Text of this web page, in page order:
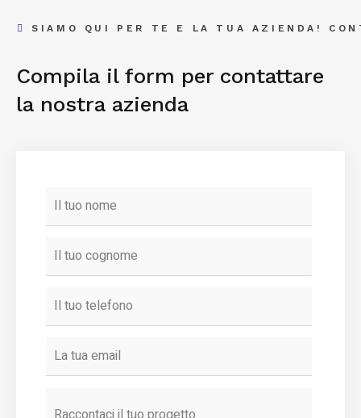
SIAMO QUI PER TE E LA TUA AZIENDA!
Compila il form per contattare
la nostra azienda